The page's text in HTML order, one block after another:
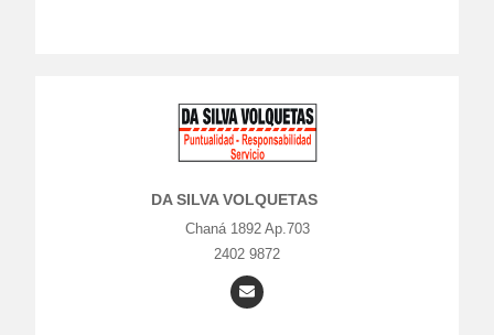
DA SILVA VOLQUETAS
Chaná 1892 Ap.703
2402 9872